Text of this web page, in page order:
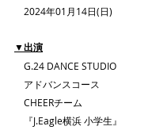
2024年01月14日(日)
▼出演
G.24 DANCE STUDIO
アドバンスコース
CHEERチーム
『J.Eagle横浜 小学生』